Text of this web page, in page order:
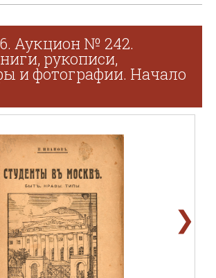
Аукцион № 242.
рукописи,
и фотографии. Начало
❯